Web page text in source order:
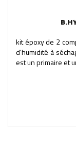
kit époxy de 2
d'humidité à
est un primaire et